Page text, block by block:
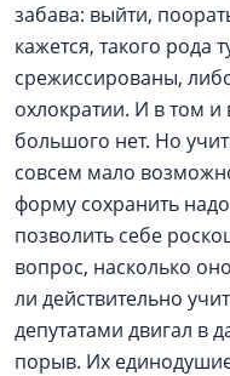
забава: выйти,
кажется, такого рода
срежиссированы,
охлократии. И в том и
большого нет. Но
совсем мало
форму сохранить
позволить себе
вопрос, насколько
ли действительно
депутатами двигал в
порыв. Их